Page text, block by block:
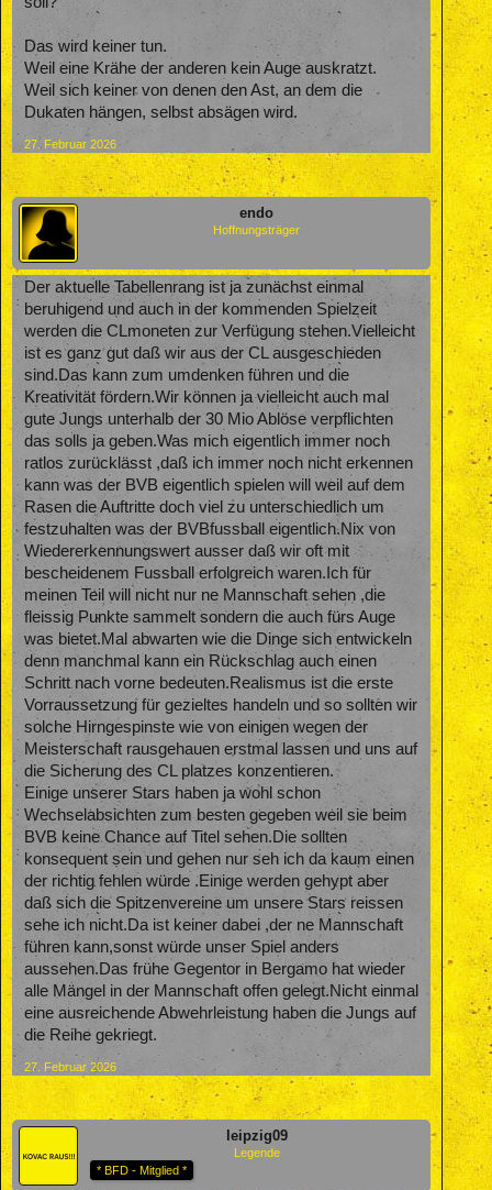
Das wird keiner tun.
Weil eine Krähe der anderen kein Auge auskratzt.
Weil sich keiner von denen den Ast, an dem die
Dukaten hängen, selbst absägen wird.
27. Februar 2026
endo
Hoffnungsträger
Der aktuelle Tabellenrang ist ja zunächst einmal
beruhigend und auch in der kommenden Spielzeit
werden die CLmoneten zur Verfügung stehen.Vielleicht
ist es ganz gut daß wir aus der CL ausgeschieden
sind.Das kann zum umdenken führen und die
Kreativität fördern.Wir können ja vielleicht auch mal
gute Jungs unterhalb der 30 Mio Ablöse verpflichten
das solls ja geben.Was mich eigentlich immer noch
ratlos zurücklässt ,daß ich immer noch nicht erkennen
kann was der BVB eigentlich spielen will weil auf dem
Rasen die Auftritte doch viel zu unterschiedlich um
festzuhalten was der BVBfussball eigentlich.Nix von
Wiedererkennungswert ausser daß wir oft mit
bescheidenem Fussball erfolgreich waren.Ich für
meinen Teil will nicht nur ne Mannschaft sehen ,die
fleissig Punkte sammelt sondern die auch fürs Auge
was bietet.Mal abwarten wie die Dinge sich entwickeln
denn manchmal kann ein Rückschlag auch einen
Schritt nach vorne bedeuten.Realismus ist die erste
Vorraussetzung für gezieltes handeln und so sollten wir
solche Hirngespinste wie von einigen wegen der
Meisterschaft rausgehauen erstmal lassen und uns auf
die Sicherung des CL platzes konzentieren.
Einige unserer Stars haben ja wohl schon
Wechselabsichten zum besten gegeben weil sie beim
BVB keine Chance auf Titel sehen.Die sollten
konsequent sein und gehen nur seh ich da kaum einen
der richtig fehlen würde .Einige werden gehypt aber
daß sich die Spitzenvereine um unsere Stars reissen
sehe ich nicht.Da ist keiner dabei ,der ne Mannschaft
führen kann,sonst würde unser Spiel anders
aussehen.Das frühe Gegentor in Bergamo hat wieder
alle Mängel in der Mannschaft offen gelegt.Nicht einmal
eine ausreichende Abwehrleistung haben die Jungs auf
die Reihe gekriegt.
27. Februar 2026
leipzig09
Legende
* BFD - Mitglied *